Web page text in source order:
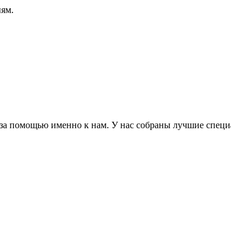
помощью именно к нам. У нас собраны лучшие